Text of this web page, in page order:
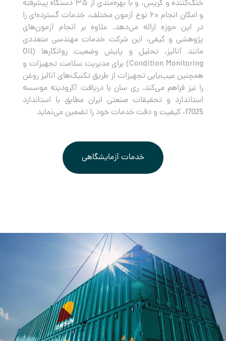
خنک‌کننده و گریس، و با بهره‌مندی از ۳۵ دستگاه پیشرفته
و امکان انجام ۶۰ نوع آزمون مختلف، خدمات گسترده‌ای را
در این حوزه ارائه می‌دهد. علاوه بر انجام آزمون‌های
پژوهشی و کیفی، این شرکت خدمات مهندسی متعددی
مانند آنالیز، تحلیل و پایش وضعیت روانکارها (Oil
Condition Monitoring) برای مدیریت سلامت تجهیزات و
همچنین عیب‌یابی تجهیزات از طریق تکنیک‌های آنالیز روغن
را نیز فراهم می‌کند. ری سان با دریافت آکرودیته موسسه
استاندارد و تحقیقات صنعتی ایران مطابق با استاندارد
17025، کیفیت و دقت خدمات خود را تضمین می‌نماید
خدمات آزمایشگاهی